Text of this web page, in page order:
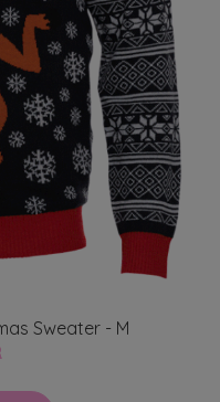
Sweater - M